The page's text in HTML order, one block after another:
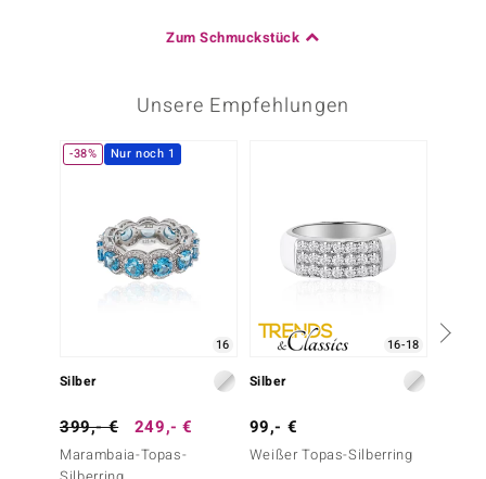
Zum Schmuckstück
Unsere Empfehlungen
-38% Nur noch 1
16
Silber
399,- € 249,- €
Marambaia-Topas-
16-18
Silber
99,- €
Weißer Topas-Silberring